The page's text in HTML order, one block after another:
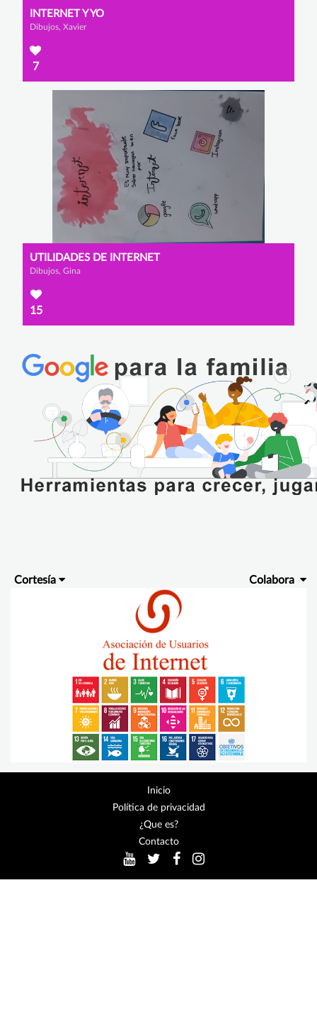
INTERNET Y YO
Dibujos, Xavier
7
UTILIDADES DE INTERNET
Dibujos, Gina
15
Cortesía Colabora
Inicio
Política de privacidad
¿Que es?
Contacto